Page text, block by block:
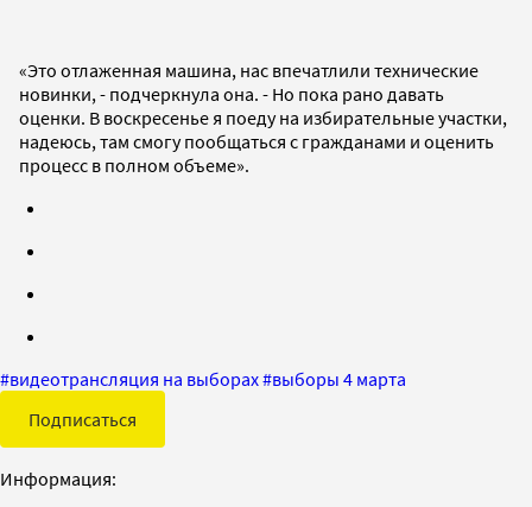
«Это отлаженная машина, нас впечатлили технические
новинки, - подчеркнула она. - Но пока рано давать
оценки. В воскресенье я поеду на избирательные участки,
надеюсь, там смогу пообщаться с гражданами и оценить
процесс в полном объеме».
#видеотрансляция на выборах#выборы 4 марта
Подписаться
Информация: